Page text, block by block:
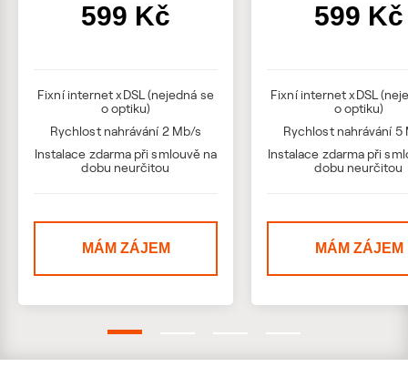
599 Kč
Fixní internet xDSL (nejedná se
o optiku)
Rychlost nahrávání 2 Mb/s
Instalace zdarma při smlouvě na
dobu neurčitou
MÁM ZÁJEM
599 Kč
Fixní internet xDSL
o optiku)
Rychlost nahrávání 5
Instalace zdarma při
dobu neurčitou
MÁM ZÁJEM